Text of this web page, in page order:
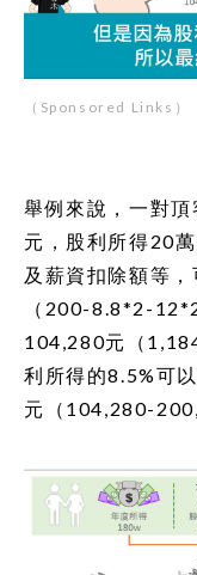
（Sponsored Links）
舉例來說，一對
元，股利所得20
及薪資扣除額等
（200-8.8*2-
104,280元（
利所得的8.5%可
元（104,280-